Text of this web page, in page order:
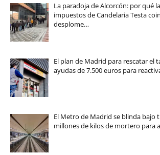
La paradoja de Alcorcón: por qué
impuestos de Candelaria Testa
desplome…
El plan de Madrid para rescatar el
ayudas de 7.500 euros para
El Metro de Madrid se blinda bajo
millones de kilos de mortero para